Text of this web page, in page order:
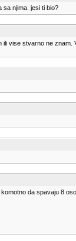
sa njima. jesi ti bio?
stvarno ne
da spavaju 8